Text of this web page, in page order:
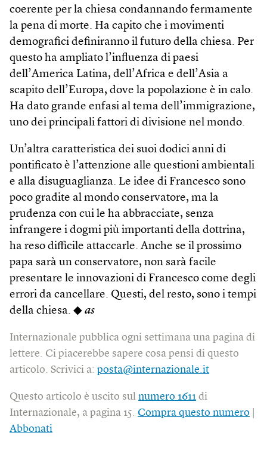
coerente per la chiesa condannando fermamente
la pena di morte. Ha capito che i movimenti
demografici definiranno il futuro della chiesa. Per
questo ha ampliato l’influenza di paesi
dell’America Latina, dell’Africa e dell’Asia a
scapito dell’Europa, dove la popolazione è in calo.
Ha dato grande enfasi al tema dell’immigrazione,
uno dei principali fattori di divisione nel mondo.
Un’altra caratteristica dei suoi dodici anni di
pontificato è l’attenzione alle questioni ambientali
e alla disuguaglianza. Le idee di Francesco sono
poco gradite al mondo conservatore, ma la
prudenza con cui le ha abbracciate, senza
infrangere i dogmi più importanti della dottrina,
ha reso difficile attaccarle. Anche se il prossimo
papa sarà un conservatore, non sarà facile
presentare le innovazioni di Francesco come degli
errori da cancellare. Questi, del resto, sono i tempi
della chiesa. ◆ as
Internazionale pubblica ogni settimana una pagina di
lettere. Ci piacerebbe sapere cosa pensi di questo
articolo. Scrivici a: posta@internazionale.it
Questo articolo è uscito sul numero 1611 di
Internazionale, a pagina 15. Compra questo numero
Abbonati